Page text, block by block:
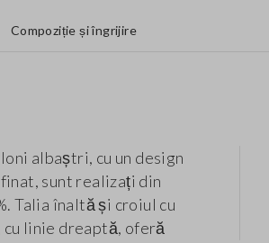
Compoziție și îngrijire
albaștri, cu un design
sunt realizați din
Talia înaltă și croiul cu
cu linie dreaptă, oferă